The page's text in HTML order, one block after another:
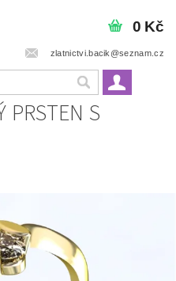
zlatnictvi.bacik@seznam.cz
0 Kč
PRSTEN S